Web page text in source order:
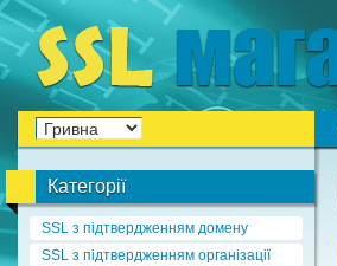
Категорії
SSL з підтвердженням домену
SSL з підтвердженням організації